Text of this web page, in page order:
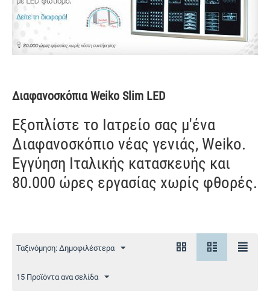
Διαφανοσκόπια Weiko Slim LED
Εξοπλίστε το Ιατρείο σας μ'ένα
Διαφανοσκόπιο νέας γενιάς, Weiko.
Εγγύηση Ιταλικής κατασκευής και
80.000 ώρες εργασίας χωρίς φθορές.
Ταξινόμηση: Δημοφιλέστερα
15 Προϊόντα ανα σελίδα